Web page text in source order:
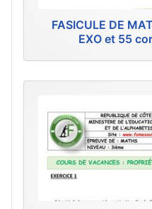
FASICULE DE
EXO et 55